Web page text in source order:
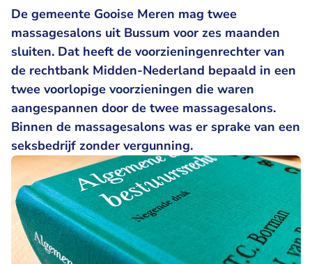
De gemeente Gooise Meren mag twee
massagesalons uit Bussum voor zes maanden
sluiten. Dat heeft de voorzieningenrechter van
de rechtbank Midden-Nederland bepaald in een
twee voorlopige voorzieningen die waren
aangespannen door de twee massagesalons.
Binnen de massagesalons was er sprake van een
seksbedrijf zonder vergunning.